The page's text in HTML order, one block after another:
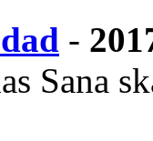
-
Sana